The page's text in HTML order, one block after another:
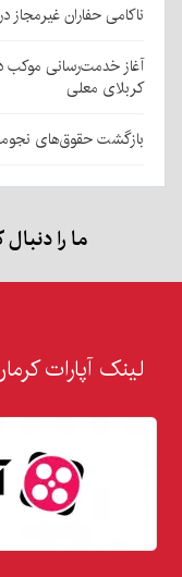
ناکامی حفاران غیرمجاز
آغاز خدمت‌رسانی موکب
کربلای معلی
بازگشت حقوق‌های
ما را
لینک آپارات